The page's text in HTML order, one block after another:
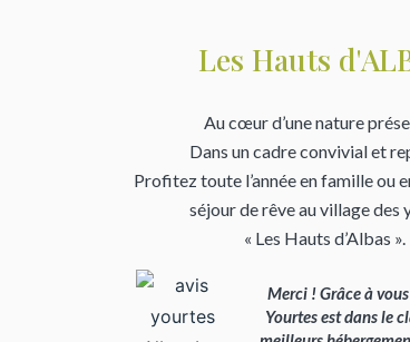
Les Hauts
Au cœur d’une nature
Dans un cadre convivial et
Profitez toute l’année en famille ou
séjour de rêve au village des
« Les Hauts d’Albas ».
Merci ! Grâce à
Yourtes est dans le